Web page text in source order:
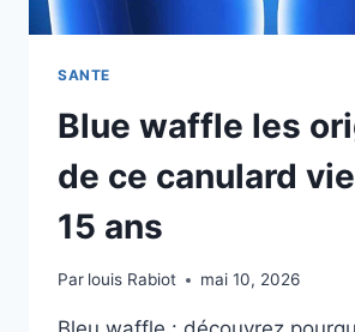
SANTE
Blue waffle les
de ce canulard
15 ans
Par louis Rabiot mai 10, 2026